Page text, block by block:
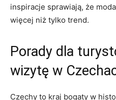
inspiracje sprawiają, że⁣
więcej niż tylko⁣ trend.
Porady dla
wizytę w
Czechy to kraj bogaty w